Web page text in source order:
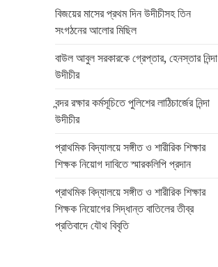
বিজয়ের মাসের প্রথম দিন উদীচীসহ তিন
সংগঠনের আলোর মিছিল
বাউল আবুল সরকারকে গ্রেপ্তার, হেনস্তার নিন্দা
উদীচীর
বন্দর রক্ষার কর্মসূচিতে পুলিশের লাঠিচার্জের নিন্দা
উদীচীর
প্রাথমিক বিদ্যালয়ে সঙ্গীত ও শারীরিক শিক্ষার
শিক্ষক নিয়োগ দাবিতে স্মারকলিপি প্রদান
প্রাথমিক বিদ্যালয়ে সঙ্গীত ও শারীরিক শিক্ষার
শিক্ষক নিয়োগের সিদ্ধান্ত বাতিলের তীব্র
প্রতিবাদে যৌথ বিবৃতি